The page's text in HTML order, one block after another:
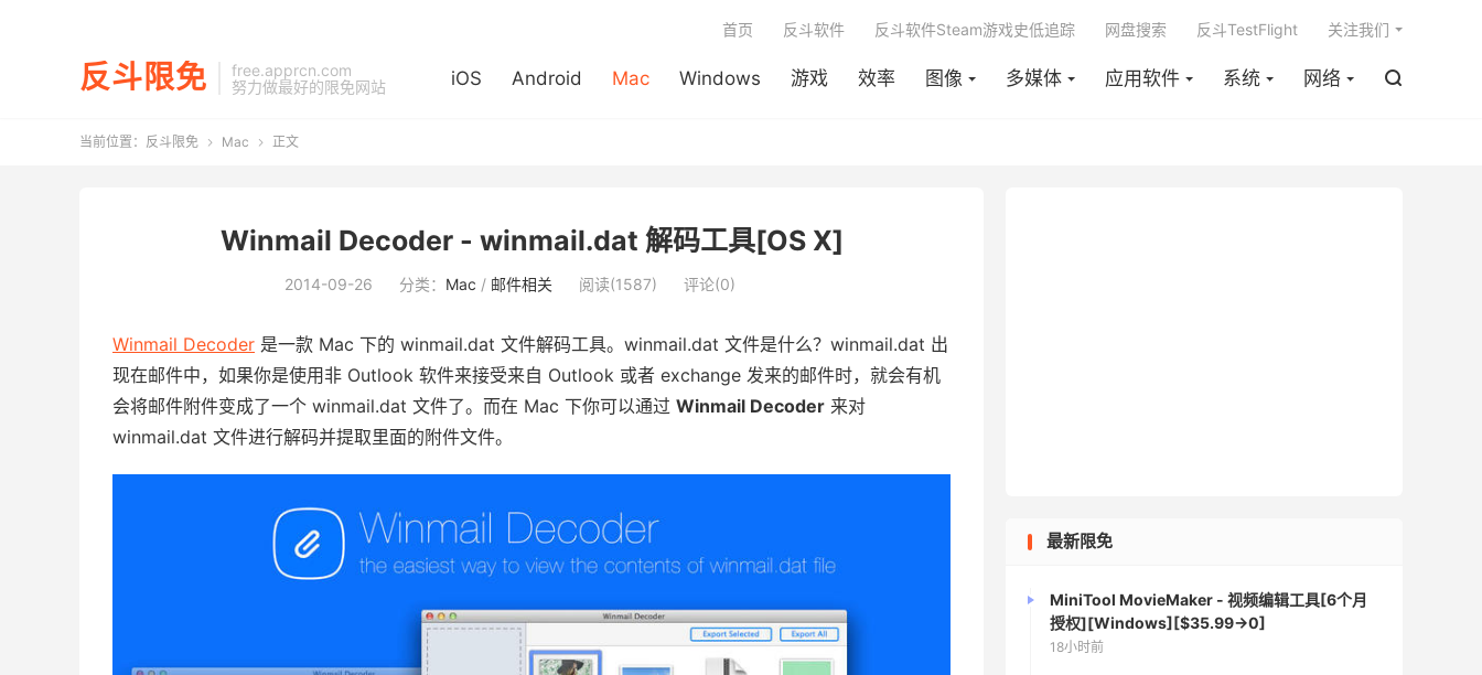
反斗限免
free.apprcn.com
努力做最好的限免网站
iOS Android Mac Windows 游戏 效率 图像 多媒体 应用软件 系统 网络 
首页 反斗软件 反斗软件Steam游戏史低追踪 网盘搜索 反斗TestFlight 关注我们
当前位置： 反斗限免  Mac  正文
Winmail Decoder - winmail.dat 解码工具[OS X]
2014-09-26 分类： Mac / 邮件相关 阅读(1587) 评论(0)
Winmail Decoder 是一款 Mac 下的 winmail.dat 文件解码工具。winmail.dat 文件是什么？winmail.dat 出
现在邮件中，如果你是使用非 Outlook 软件来接受来自 Outlook 或者 exchange 发来的邮件时，就会有机
会将邮件附件变成了一个 winmail.dat 文件了。而在 Mac 下你可以通过 Winmail Decoder 来对
winmail.dat 文件进行解码并提取里面的附件文件。
最新限免
MiniTool MovieMaker - 视频编辑工具[6个月
授权][Windows][$35.99→0]
18小时前